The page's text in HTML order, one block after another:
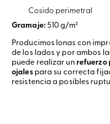
Cosido perimetral
Gramaje:510 g/m²
Producimos lonas con
de los lados y por ambos
puede realizar un refuerzo
ojalespara su correcta
resistencia a posibles